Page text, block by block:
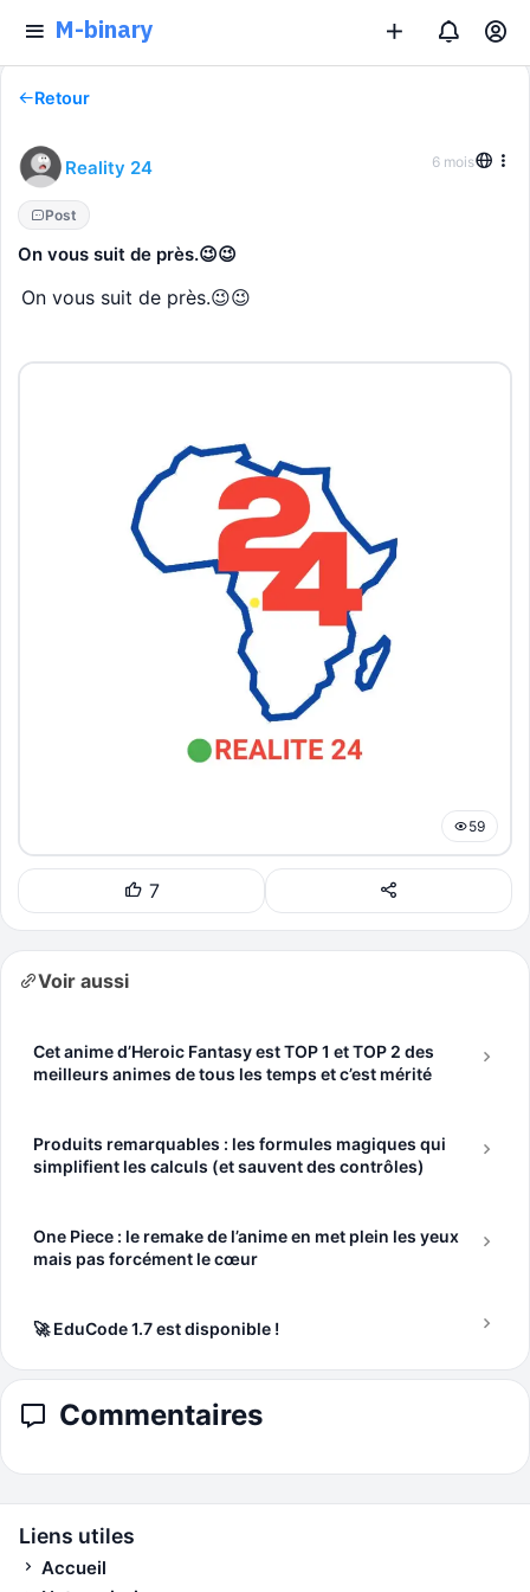
M-binary
Retour
Reality 24 6 mois
Post
On vous suit de près.😉😉
On vous suit de près.😉😉
59
7
Voir aussi
Cet anime d’Heroic Fantasy est TOP 1 et TOP 2 des
meilleurs animes de tous les temps et c’est mérité
Produits remarquables : les formules magiques qui
simplifient les calculs (et sauvent des contrôles)
One Piece : le remake de l’anime en met plein les yeux
mais pas forcément le cœur
🚀 EduCode 1.7 est disponible !
Commentaires
Liens utiles
Accueil